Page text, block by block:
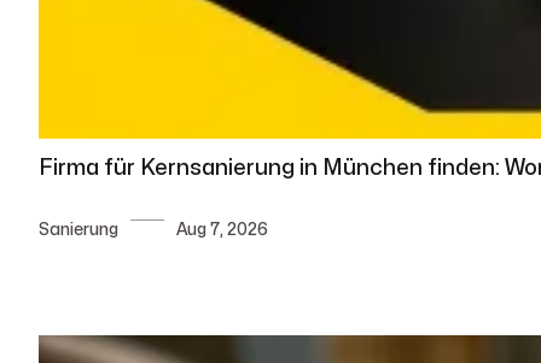
Firma für Kernsanierung in München finden:
Sanierung Aug 7, 2026